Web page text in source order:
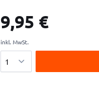
9,95 €
inkl. MwSt.